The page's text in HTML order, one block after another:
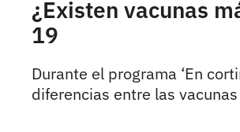
¿Existen vacunas
19
Durante el programa ‘En
diferencias entre las